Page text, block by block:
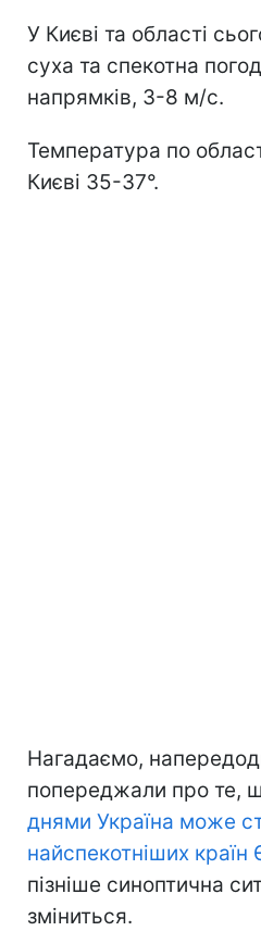
У Києві та області
суха та спекотна
напрямків, 3-8 м/с.
Температура по
Києві 35-37°.
Нагадаємо,
попереджали про те,
днями Україна може
найспекотніших країн
пізніше синоптична
зміниться.